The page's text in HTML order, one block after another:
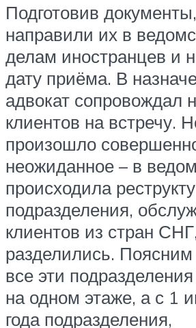
Подготовив
направили их в
делам иностранцев и
дату приёма. В
адвокат сопровождал
клиентов на встречу.
произошло
неожиданное – в
происходила
подразделения,
клиентов из стран СНГ,
разделились.
все эти
на одном этаже, а с 1
года подразделения,